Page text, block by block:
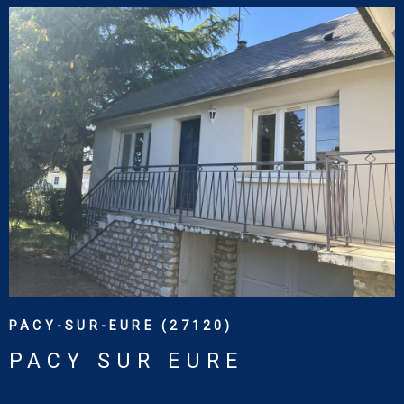
PACY-SUR-EURE (27120)
PACY SUR EURE
VOIR LE BIEN